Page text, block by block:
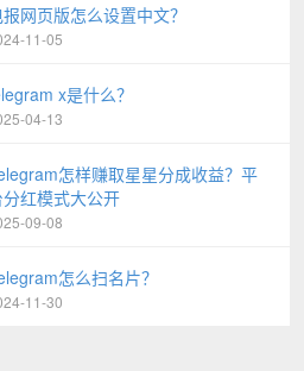
报网页版怎么设置中文？
11-05
x是什么？
04-13
怎样赚取星星分成收益？平
分红模式大公开
09-08
怎么扫名片？
11-30